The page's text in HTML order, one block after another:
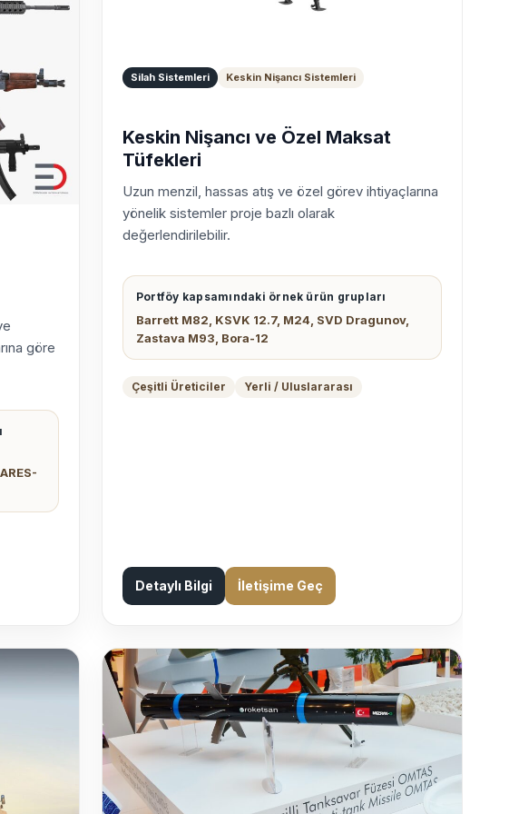
göre
Silah Sistemleri Keskin Nişancı Sistemleri
Keskin Nişancı ve Özel Maksat
Tüfekleri
Uzun menzil, hassas atış ve özel görev ihtiyaçlarına
yönelik sistemler proje bazlı olarak
değerlendirilebilir.
Portföy kapsamındaki örnek ürün grupları
Barrett M82, KSVK 12.7, M24, SVD Dragunov,
Zastava M93, Bora-12
Çeşitli Üreticiler Yerli / Uluslararası
Detaylı Bilgi İletişime Geç